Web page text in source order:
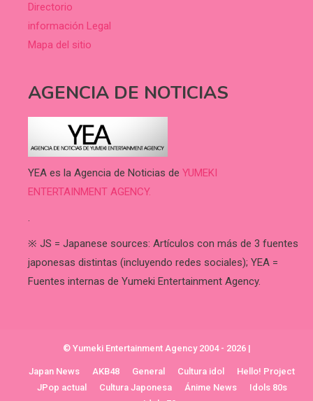
Directorio
información Legal
Mapa del sitio
AGENCIA DE NOTICIAS
YEA es la Agencia de Noticias de YUMEKI
ENTERTAINMENT AGENCY.
.
※ JS = Japanese sources: Artículos con más de 3 fuentes
japonesas distintas (incluyendo redes sociales); YEA =
Fuentes internas de Yumeki Entertainment Agency.
© Yumeki Entertainment Agency 2004 - 2026 |
Japan News AKB48 General Cultura idol
Hello! Project
JPop actual
Cultura Japonesa Ánime News
Idols 80s